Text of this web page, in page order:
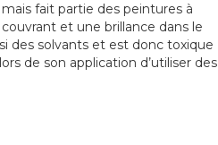
fait partie des peintures à
et une brillance dans le
des solvants et est donc toxique
de son application d’utiliser des